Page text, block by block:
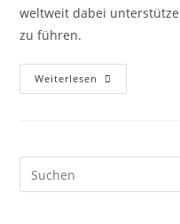
weltweit dabei
zu führen.
Weiterlesen